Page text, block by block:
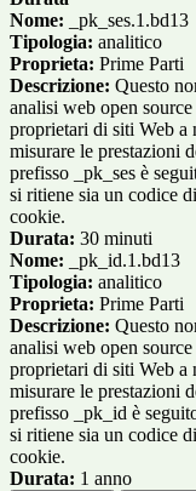
Nome: _pk_ses.1.bd13
Tipologia: analitico
Proprieta: Prime Parti
Descrizione: Questo
analisi web open
proprietari di siti Web a
misurare le prestazioni
prefisso _pk_ses è
si ritiene sia un codice
cookie.
Durata: 30 minuti
Nome: _pk_id.1.bd13
Tipologia: analitico
Proprieta: Prime Parti
Descrizione: Questo
analisi web open
proprietari di siti Web a
misurare le prestazioni
prefisso _pk_id è
si ritiene sia un codice
cookie.
Durata: 1 anno